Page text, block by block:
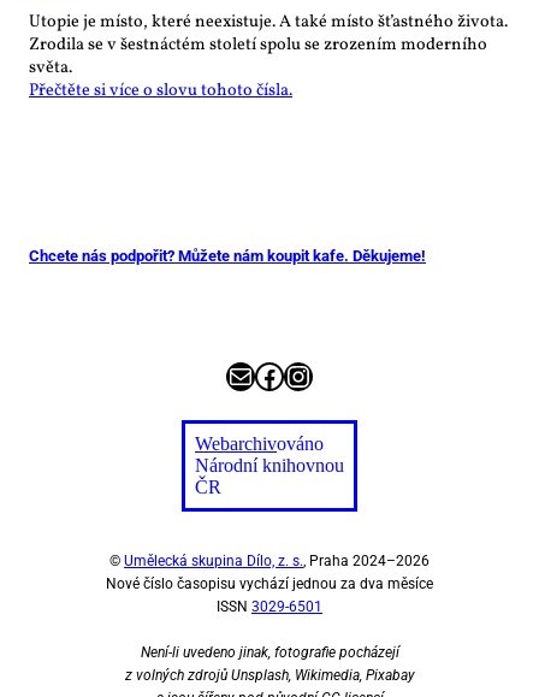
Utopie je místo, které neexistuje. A také místo šťastného života.
Zrodila se v šestnáctém století spolu se zrozením moderního
světa.
Přečtěte si více o slovu tohoto čísla.
Chcete nás podpořit? Můžete nám koupit kafe. Děkujeme!
E-mailFacebook
Instagram
Webarchivováno
Národní knihovnou
ČR
© Umělecká skupina Dílo, z. s. , Praha 2024–2026
Nové číslo časopisu vychází jednou za dva měsíce
ISSN 3029-6501
Není-li uvedeno jinak, fotografie pocházejí
z volných zdrojů Unsplash, Wikimedia, Pixabay